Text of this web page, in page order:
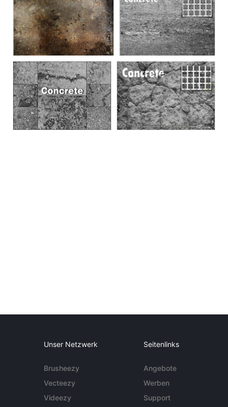
Unser Netzwerk
Brusheezy
Vecteezy
Videezy
Seitenlinks
Angebote
Werben
Support